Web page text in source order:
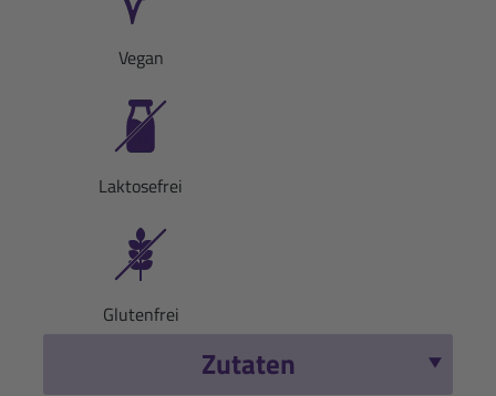
Vegan
Laktosefrei
Glutenfrei
Zutaten